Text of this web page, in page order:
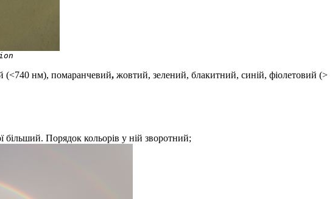
(<740 нм), помаранчевий, жовтий, зелений, блакитний, синій, фіолетовий (>
більший. Порядок кольорів у ній зворотний;